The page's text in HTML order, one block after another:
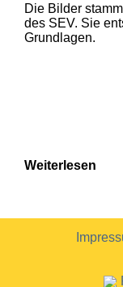
1
Die Bilder
des SEV. Sie
Grundlagen.
Weiterlesen